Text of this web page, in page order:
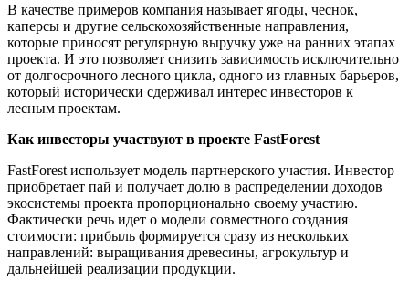
В качестве примеров компания называет ягоды, чеснок,
каперсы и другие сельскохозяйственные направления,
которые приносят регулярную выручку уже на ранних этапах
проекта. И это позволяет снизить зависимость исключительно
от долгосрочного лесного цикла, одного из главных барьеров,
который исторически сдерживал интерес инвесторов к
лесным проектам.
Как инвесторы участвуют в проекте FastForest
FastForest использует модель партнерского участия. Инвестор
приобретает пай и получает долю в распределении доходов
экосистемы проекта пропорционально своему участию.
Фактически речь идет о модели совместного создания
стоимости: прибыль формируется сразу из нескольких
направлений: выращивания древесины, агрокультур и
дальнейшей реализации продукции.